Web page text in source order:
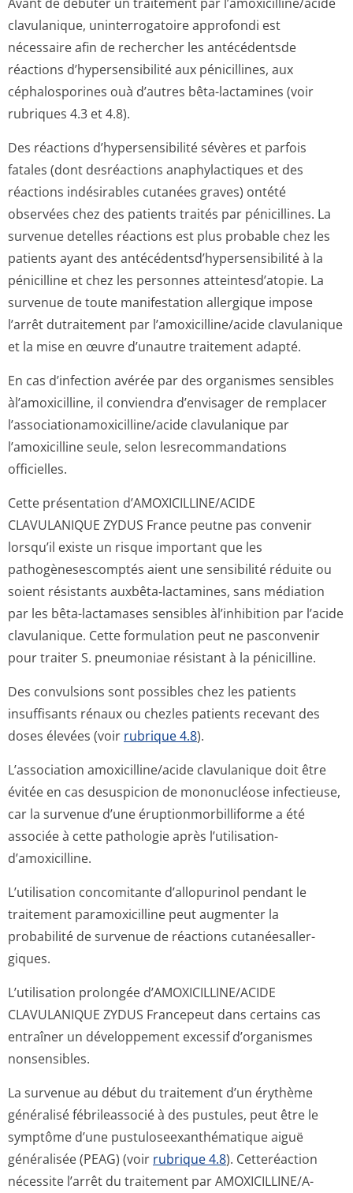
clavulanique, uninterrogatoire approfondi est
nécessaire afin de rechercher les antécédentsde
réactions d’hypersensibilité aux pénicillines, aux
céphalosporines ouà d’autres bêta-lactamines (voir
rubriques 4.3 et 4.8).
Des réactions d’hypersensibilité sévères et parfois
fatales (dont desréactions anaphylactiques et des
réactions indésirables cutanées graves) ontété
observées chez des patients traités par pénicillines. La
survenue detelles réactions est plus probable chez les
patients ayant des antécédentsd’hy­persensibilité à la
pénicilline et chez les personnes atteintesd’atopie. La
survenue de toute manifestation allergique impose
l’arrêt dutraitement par l’amoxicilline/a­cide clavulanique
et la mise en œuvre d’unautre traitement adapté.
En cas d’infection avérée par des organismes sensibles
àl’amoxicilline, il conviendra d’envisager de remplacer
l’associationa­moxicilline/a­cide clavulanique par
l’amoxicilline seule, selon lesrecommandations
officielles.
Cette présentation d’AMOXICILLINE/A­CIDE
CLAVULANIQUE ZYDUS France peutne pas convenir
lorsqu’il existe un risque important que les
pathogènesescomptés aient une sensibilité réduite ou
soient résistants auxbêta‑lactamines, sans médiation
par les bêta-lactamases sensibles àl’inhibition par l’acide
clavulanique. Cette formulation peut ne pasconvenir
pour traiter S. pneumoniae résistant à la pénicilline.
Des convulsions sont possibles chez les patients
insuffisants rénaux ou chezles patients recevant des
doses élevées (voir rubrique 4.8).
L’association amoxicilline/acide clavulanique doit être
évitée en cas desuspicion de mononucléose infectieuse,
car la survenue d’une éruptionmorbi­lliforme a été
associée à cette pathologie après l’utilisation­
d’amoxicilline.
L’utilisation concomitante d’allopurinol pendant le
traitement paramoxicilline peut augmenter la
probabilité de survenue de réactions cutanéesaller­
giques.
L’utilisation prolongée d’AMOXICILLINE/A­CIDE
CLAVULANIQUE ZYDUS Francepeut dans certains cas
entraîner un développement excessif d’organismes
nonsensibles.
La survenue au début du traitement d’un érythème
généralisé fébrileassocié à des pustules, peut être le
symptôme d’une pustuloseexan­thématique aiguë
généralisée (PEAG) (voir rubrique 4.8). Cetteréaction
nécessite l’arrêt du traitement par AMOXICILLINE/A­